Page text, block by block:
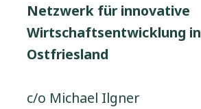
Netzwerk für innovative
Wirtschaftsentwicklung in
Ostfriesland
c/o Michael Ilgner